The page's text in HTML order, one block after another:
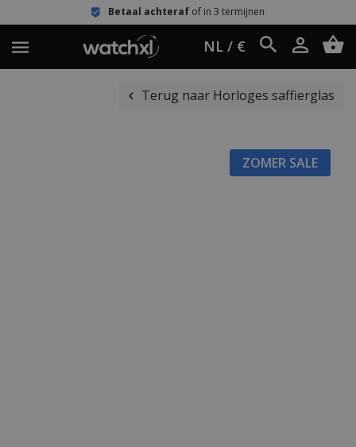
Betaal achterafof in 3 termijnen
NL / €
Terug naar Horloges saffierglas
ZOMER SALE